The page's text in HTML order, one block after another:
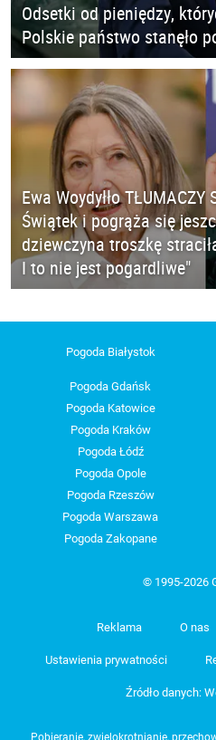
Odsetki od pieniędzy,
Polskie państwo stanęło
Ewa Woydyłło TŁUMACZY
Świątek i pogrąża się
dziewczyna troszkę
I to nie jest pogardliwe"
Pogoda Białystok
Pogoda Gdańsk
Pogoda Katowice
Pogoda Kraków
Pogoda Łódź
Pogoda Opole
Pogoda Rzeszów
Pogoda Warszawa
Pogoda Zakopane
© 1995-2026
Reklama O nas
Ustawienia prywatności
Źródło danych:
Pobieranie, zwielokrotnianie,